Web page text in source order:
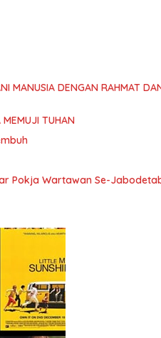
MANUSIA DENGAN RAHMAT
MEMUJI TUHAN
Pokja Wartawan Se-